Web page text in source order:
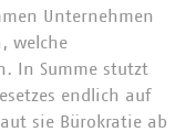
Unternehmen
welche
In Summe stutzt
endlich auf
sie Bürokratie ab